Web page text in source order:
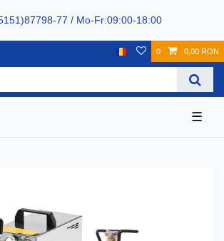
77 / Mo-Fr:09:00-18:00
0 0,00 RON
☰